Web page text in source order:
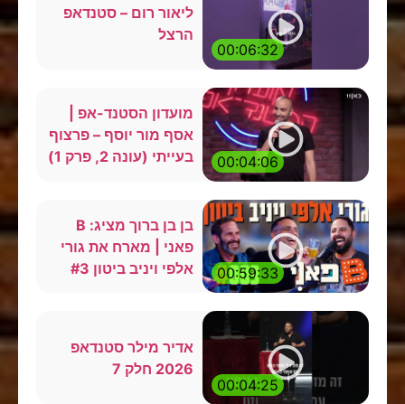
00:06:32
ליאור רום – סטנדאפ
הרצל
00:04:06
מועדון הסטנד-אפ |
אסף מור יוסף – פרצוף
בעייתי (עונה 2, פרק 1)
00:59:33
בן בן ברוך מציג: B
פאני | מארח את גורי
אלפי ויניב ביטון #3
00:04:25
אדיר מילר סטנדאפ
2026 חלק 7